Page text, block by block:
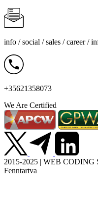
info / social / sales / career /
+35621358073
We Are Certified
2015-2025 | WEB CODING
Fenntartva